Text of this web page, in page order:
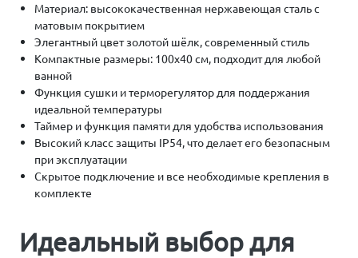
Материал: высококачественная нержавеющая сталь с
матовым покрытием
Элегантный цвет золотой шёлк, современный стиль
Компактные размеры: 100х40 см, подходит для любой
ванной
Функция сушки и терморегулятор для поддержания
идеальной температуры
Таймер и функция памяти для удобства использования
Высокий класс защиты IP54, что делает его безопасным
при эксплуатации
Скрытое подключение и все необходимые крепления в
комплекте
Идеальный выбор для